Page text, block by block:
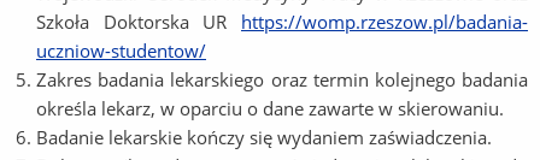
Szkoła Doktorska UR https://womp.rzeszow.pl/badania-
uczniow-studentow/
Zakres badania lekarskiego oraz termin kolejnego badania
określa lekarz, w oparciu o dane zawarte w skierowaniu.
Badanie lekarskie kończy się wydaniem zaświadczenia.